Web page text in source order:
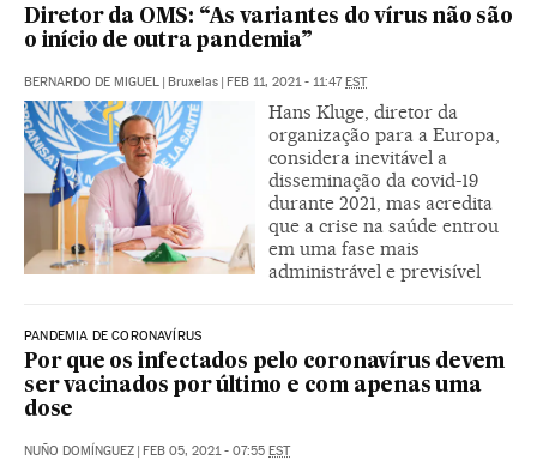
Diretor da OMS: “As variantes do vírus não são
o início de outra pandemia”
BERNARDO DE MIGUEL | Bruxelas | FEB 11, 2021 - 11:47EST
Hans Kluge, diretor da
organização para a Europa,
considera inevitável a
disseminação da covid-19
durante 2021, mas acredita
que a crise na saúde entrou
em uma fase mais
administrável e previsível
PANDEMIA DE CORONAVÍRUS
Por que os infectados pelo coronavírus devem
ser vacinados por último e com apenas uma
dose
NUÑO DOMÍNGUEZ | FEB 05, 2021 - 07:55 EST